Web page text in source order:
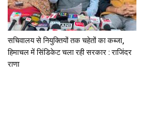
सचिवालय से नियुक्तियों तक चहेतों का कब्जा,
हिमाचल में सिंडिकेट चला रही सरकार : राजिंदर
राणा